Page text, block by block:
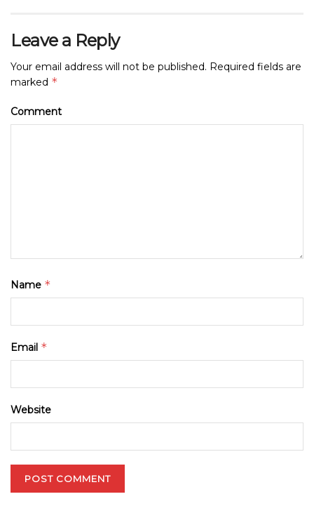
Leave a Reply
Your email address will not be published. Required fields are
marked *
Comment
Name *
Email *
Website